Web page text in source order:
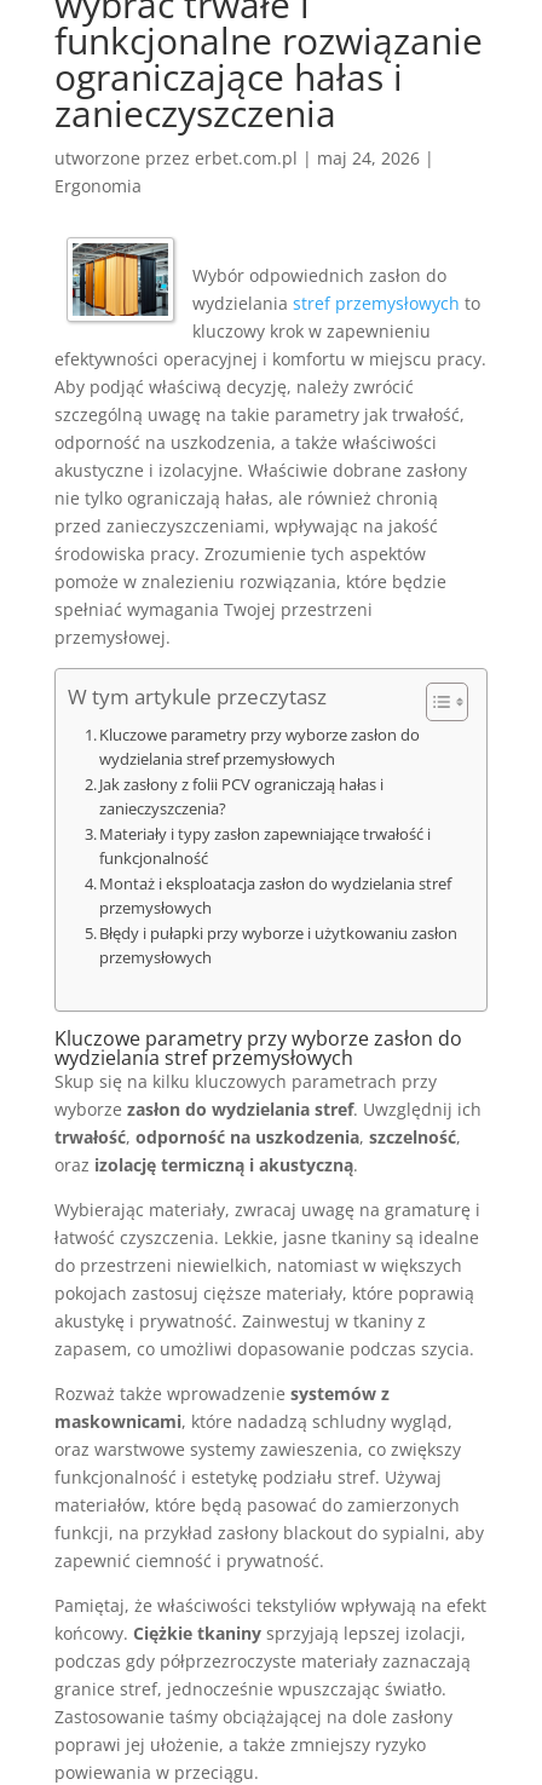
funkcjonalne rozwiązanie
ograniczające hałas i
zanieczyszczenia
utworzone przez erbet.com.pl | maj 24, 2026|
Ergonomia
Wybór odpowiednich zasłon do
wydzielaniastref przemysłowych to
kluczowy krok w zapewnieniu
efektywności operacyjnej i komfortu w miejscu pracy.
Aby podjąć właściwą decyzję, należy zwrócić
szczególną uwagę na takie parametry jak trwałość,
odporność na uszkodzenia, a także właściwości
akustyczne i izolacyjne. Właściwie dobrane zasłony
nie tylko ograniczają hałas, ale również chronią
przed zanieczyszczeniami, wpływając na jakość
środowiska pracy. Zrozumienie tych aspektów
pomoże w znalezieniu rozwiązania, które będzie
spełniać wymagania Twojej przestrzeni
przemysłowej.
W tym artykule przeczytasz
Kluczowe parametry przy wyborze zasłon do
wydzielania stref przemysłowych
Jak zasłony z folii PCV ograniczają hałas i
zanieczyszczenia?
Materiały i typy zasłon zapewniające trwałość i
funkcjonalność
Montaż i eksploatacja zasłon do wydzielania stref
przemysłowych
Błędy i pułapki przy wyborze i użytkowaniu zasłon
przemysłowych
Kluczowe parametry przy wyborze zasłon do
wydzielania stref przemysłowych
Skup się na kilku kluczowych parametrach przy
wyborze zasłon do wydzielania stref. Uwzględnij ich
trwałość, odporność na uszkodzenia, szczelność,
oraz izolację termiczną i akustyczną.
Wybierając materiały, zwracaj uwagę na gramaturę i
łatwość czyszczenia. Lekkie, jasne tkaniny są idealne
do przestrzeni niewielkich, natomiast w większych
pokojach zastosuj cięższe materiały, które poprawią
akustykę i prywatność. Zainwestuj w tkaniny z
zapasem, co umożliwi dopasowanie podczas szycia.
Rozważ także wprowadzenie systemów z
maskownicami, które nadadzą schludny wygląd,
oraz warstwowe systemy zawieszenia, co zwiększy
funkcjonalność i estetykę podziału stref. Używaj
materiałów, które będą pasować do zamierzonych
funkcji, na przykład zasłony blackout do sypialni, aby
zapewnić ciemność i prywatność.
Pamiętaj, że właściwości tekstyliów wpływają na efekt
końcowy. Ciężkie tkaninysprzyjają lepszej izolacji,
podczas gdy półprzezroczyste materiały zaznaczają
granice stref, jednocześnie wpuszczając światło.
Zastosowanie taśmy obciążającej na dole zasłony
poprawi jej ułożenie, a także zmniejszy ryzyko
powiewania w przeciągu.